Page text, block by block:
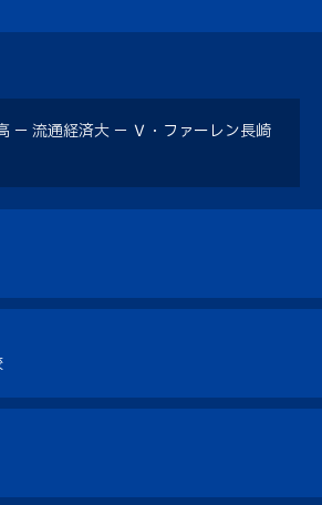
－ 流通経済大 － Ｖ・ファーレン長崎